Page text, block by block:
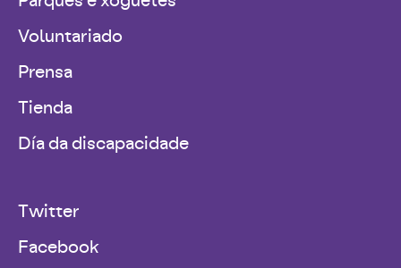
Voluntariado
Prensa
Tienda
Día da discapacidade
Twitter
Facebook